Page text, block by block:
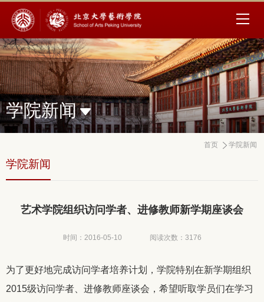
学院新闻
首页 学院新闻
学院新闻
艺术学院组织访问学者、进修教师新学期座谈会
时间：2016-05-10 阅读次数： 3176
为了更好地完成访问学者培养计划，学院特别在新学期组织
2015级访问学者、进修教师座谈会，希望听取学员们在学习